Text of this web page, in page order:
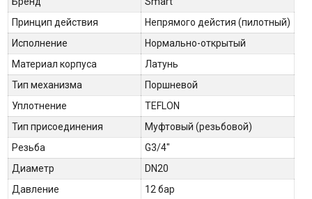
Принцип действия
Непрямого дейстия (пилотный)
Исполнение
Нормально-открытый
Материал корпуса
Латунь
Тип механизма
Поршневой
Уплотнение
TEFLON
Тип присоединения
Муфтовый (резьбовой)
Резьба
G3/4"
Диаметр
DN20
Давление
12 бар